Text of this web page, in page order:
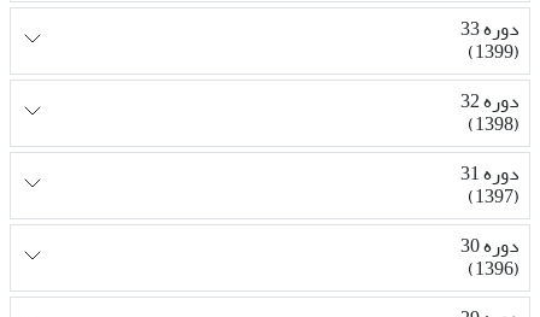
دوره 33
(1399)
دوره 32
(1398)
دوره 31
(1397)
دوره 30
(1396)